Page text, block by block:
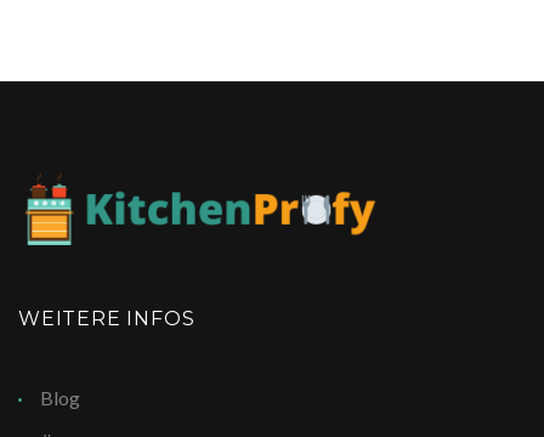
WEITERE INFOS
Blog